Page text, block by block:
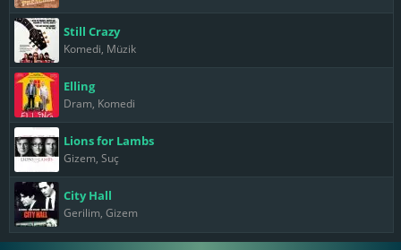
Still Crazy
Komedi, Müzik
Elling
Dram, Komedi
Lions for Lambs
Gizem, Suç
City Hall
Gerilim, Gizem